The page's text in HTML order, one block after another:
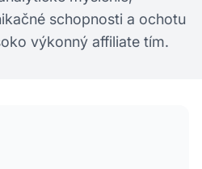
schopnosti a ochotu
výkonný affiliate tím.